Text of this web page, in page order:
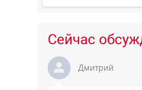
Сейчас
Дмитрий